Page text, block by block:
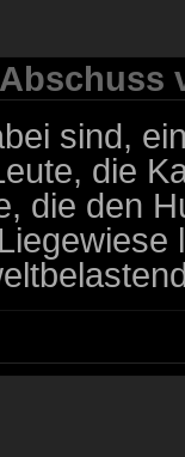
sind,
die
die den